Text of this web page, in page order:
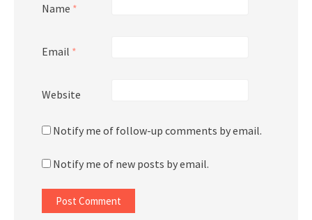
Name *
Email *
Website
Notify me of follow-up comments by email.
Notify me of new posts by email.